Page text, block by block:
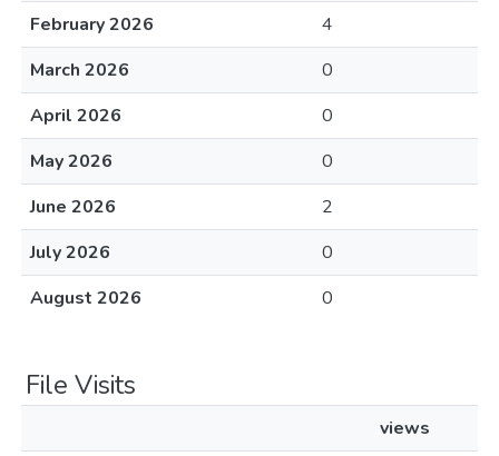
February 2026
4
March 2026
0
April 2026
0
May 2026
0
June 2026
2
July 2026
0
August 2026
0
File Visits
views